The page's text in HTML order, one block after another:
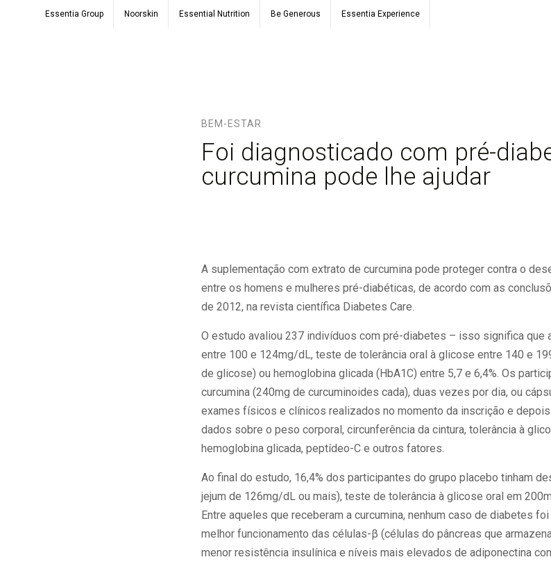
Essentia Group Noorskin Essential Nutrition Be Generous Essentia Experience
BEM-ESTAR
Foi diagnosticado com pré-
curcumina pode lhe ajudar
A suplementação com extrato de curcumina pode proteger contra o
entre os homens e mulheres pré-diabéticas, de acordo com as
de 2012, na revista científica Diabetes Care.
O estudo avaliou 237 indivíduos com pré-diabetes – isso significa que
entre 100 e 124mg/dL, teste de tolerância oral à glicose entre 140 e
de glicose) ou hemoglobina glicada (HbA1C) entre 5,7 e 6,4%. Os
curcumina (240mg de curcuminoides cada), duas vezes por dia, ou
exames físicos e clínicos realizados no momento da inscrição e depois
dados sobre o peso corporal, circunferência da cintura, tolerância à
hemoglobina glicada, peptídeo-C e outros fatores.
Ao final do estudo, 16,4% dos participantes do grupo placebo tinham
jejum de 126mg/dL ou mais), teste de tolerância à glicose oral em
Entre aqueles que receberam a curcumina, nenhum caso de diabetes
melhor funcionamento das células-β (células do pâncreas que
menor resistência insulínica e níveis mais elevados de adiponectina